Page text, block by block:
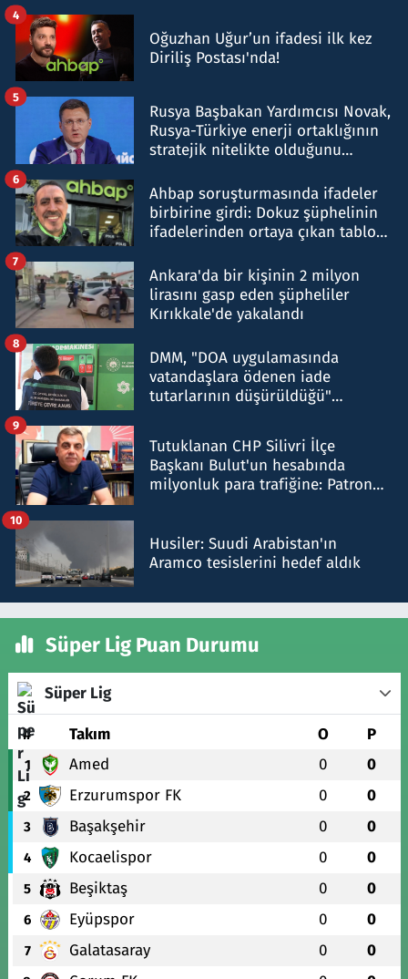
Oğuzhan Uğur’un ifadesi ilk kez
Diriliş Postası'nda!
4
Rusya Başbakan Yardımcısı Novak,
Rusya-Türkiye enerji ortaklığının
stratejik nitelikte olduğunu
5
Ahbap soruşturmasında ifadeler
birbirine girdi: Dokuz şüphelinin
ifadelerinden ortaya çıkan tablo
6
Ankara'da bir kişinin 2 milyon
lirasını gasp eden şüpheliler
Kırıkkale'de yakalandı
7
DMM, "DOA uygulamasında
vatandaşlara ödenen iade
tutarlarının düşürüldüğü"
8
Tutuklanan CHP Silivri İlçe
Başkanı Bulut'un hesabında
milyonluk para trafiğine: Patron
9
Husiler: Suudi Arabistan'ın
Aramco tesislerini hedef aldık
10
Süper Lig Puan Durumu
Süper Lig
# Takım O P
1 Amed 0 0
2 Erzurumspor FK 0 0
3 Başakşehir 0 0
4 Kocaelispor 0 0
5 Beşiktaş 0 0
6 Eyüpspor 0 0
7 Galatasaray 0 0